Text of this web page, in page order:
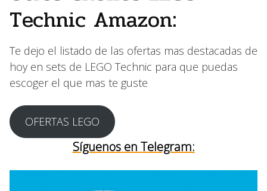
Technic Amazon:
Te dejo el listado de las ofertas mas destacadas de
hoy en sets de LEGO Technic para que puedas
escoger el que mas te guste
OFERTAS LEGO
Síguenos en Telegram: